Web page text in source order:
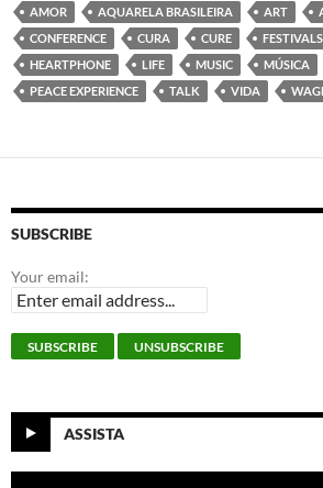
b
o
o
k
t
e
r
e
d
I
n
s
A
p
AMOR AQUARELA BRASILEIRA ART
CONFERENCE
CURA CURE FESTIVALS
HEARTPHONE
LIFE MUSIC MÚSICA
PEACE EXPERIENCE
TALK VIDA
SUBSCRIBE
Your email:
ASSISTA